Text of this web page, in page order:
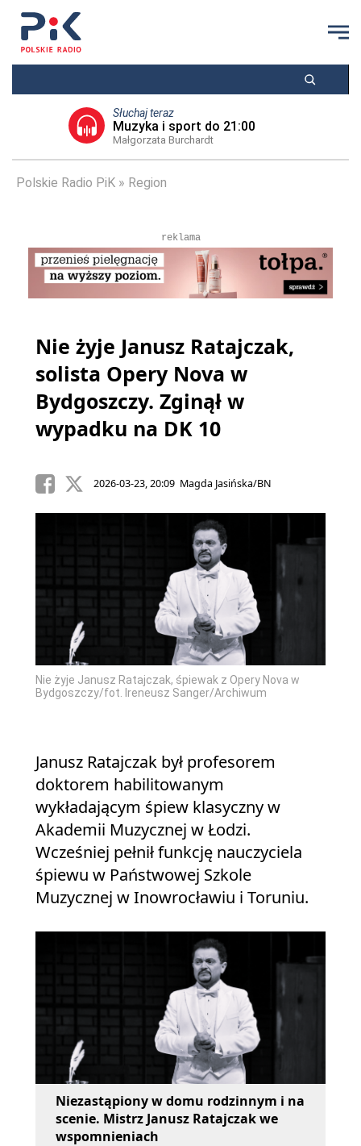
Słuchaj teraz
Muzyka i sport do 21:00
Małgorzata Burchardt
Polskie Radio PiK Region
reklama
Nie żyje Janusz Ratajczak,
solista Opery Nova w
Bydgoszczy. Zginął w
wypadku na DK 10
2026-03-23, 20:09 Magda Jasińska/BN
Nie żyje Janusz Ratajczak, śpiewak z Opery Nova w
Bydgoszczy/fot. Ireneusz Sanger/Archiwum
Janusz Ratajczak był profesorem
doktorem habilitowanym
wykładającym śpiew klasyczny w
Akademii Muzycznej w Łodzi.
Wcześniej pełnił funkcję nauczyciela
śpiewu w Państwowej Szkole
Muzycznej w Inowrocławiu i Toruniu.
Niezastąpiony w domu rodzinnym i na
scenie. Mistrz Janusz Ratajczak we
wspomnieniach